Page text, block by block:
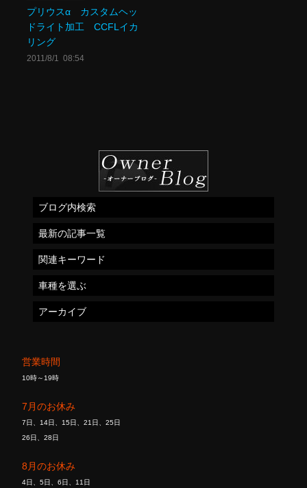
プリウスα カスタムヘッ
ドライト加工 CCFLイカ
リング
2011/8/1 08:54
営業時間
10時～19時
7月のお休み
7日、14日、15日、21日、25日
26日、28日
8月のお休み
4日、5日、6日、11日
ブログ内検索
最新の記事一覧
関連キーワード
車種を選ぶ
アーカイブ